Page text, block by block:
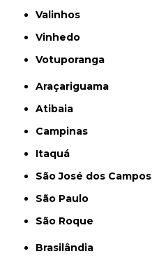
Valinhos
Vinhedo
Votuporanga
Araçariguama
Atibaia
Campinas
Itaquá
São José dos Campos
São Paulo
São Roque
Brasilândia